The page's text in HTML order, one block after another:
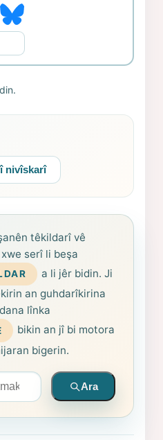
nivîskarî
têkildarî vê
serî li beşa
a li jêr bidin. Ji
an guhdarîkirina
lînka
bikin an jî bi motora
bigerin.
Ara